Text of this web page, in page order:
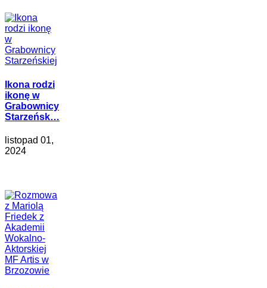
Ikona rodzi
ikonę w
Grabownicy
Starzeńsk…
listopad 01,
2024